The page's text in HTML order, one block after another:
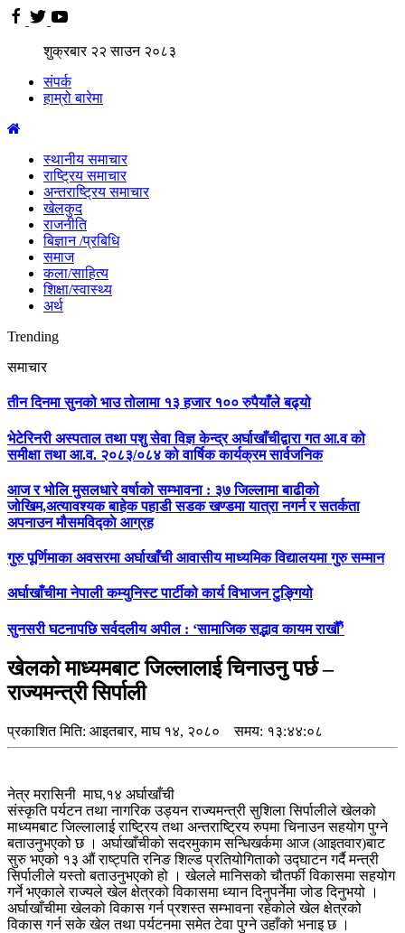
शुक्रबार २२साउन २०८३
संपर्क
हाम्रो बारेमा
स्थानीय समाचार
राष्ट्रिय समाचार
अन्तराष्ट्रिय समाचार
खेलकुद
राजनीति
बिज्ञान /प्रबिधि
समाज
कला/साहित्य
शिक्षा/स्वास्थ्य
अर्थ
Trending
समाचार
तीन दिनमा सुनको भाउ तोलामा १३ हजार १०० रुपैयाँले बढ्यो
भेटेरिनरी अस्पताल तथा पशु सेवा विज्ञ केन्द्र अर्घाखाँचीद्वारा गत आ.व को
समीक्षा तथा आ.व. २०८३/०८४ को वार्षिक कार्यक्रम सार्वजनिक
आज र भोलि मुसलधारे वर्षाको सम्भावना : ३७ जिल्लामा बाढीको
जोखिम,अत्यावश्यक बाहेक पहाडी सडक खण्डमा यात्रा नगर्न र सतर्कता
अपनाउन मौसमविद्काे आग्रह
गुरु पूर्णिमाका अवसरमा अर्घाखाँची आवासीय माध्यमिक विद्यालयमा गुरु सम्मान
अर्घाखाँचीमा नेपाली कम्युनिस्ट पार्टीको कार्य विभाजन टुङ्गियो
सुनसरी घटनापछि सर्वदलीय अपील : ‘सामाजिक सद्भाव कायम राखौँ’
खेलको माध्यमबाट जिल्लालाई चिनाउनु पर्छ –
राज्यमन्त्री सिर्पाली
प्रकाशित मिति: आइतबार, माघ १४, २०८० समय: १३:४४:०८
नेत्र मरासिनी माघ,१४ अर्घाखाँची
संस्कृति पर्यटन तथा नागरिक उड्यन राज्यमन्त्री सुशिला सिर्पालीले खेलको
माध्यमबाट जिल्लालाई राष्ट्रिय तथा अन्तराष्ट्रिय रुपमा चिनाउन सहयोग पुग्ने
बताउनुभएको छ । अर्घाखाँचीको सदरमुकाम सन्धिखर्कमा आज (आइतवार)बाट
सुरु भएको १३ औं राष्ट्पति रनिङ शिल्ड प्रतियोगिताको उद्घाटन गर्दै मन्त्री
सिर्पालीले यस्तो बताउनुभएको हो । खेलले मानिसको चौतर्फी विकासमा सहयोग
गर्ने भएकाले राज्यले खेल क्षेत्रको विकासमा ध्यान दिनुपर्नेमा जोड दिनुभयो ।
अर्घाखाँचीमा खेलको विकास गर्न प्रशस्त सम्भावना रहेकोले खेल क्षेत्रको
विकास गर्न सके खेल तथा पर्यटनमा समेत टेवा पुग्ने उहाँको भनाइ छ ।